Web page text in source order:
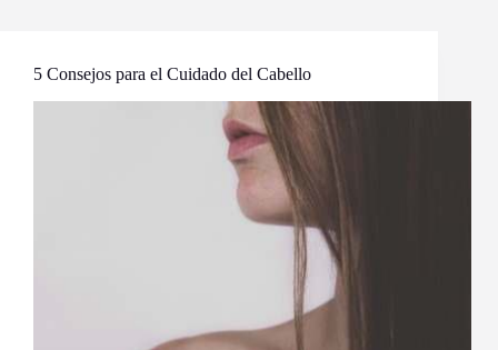
5 Consejos para el Cuidado del Cabello